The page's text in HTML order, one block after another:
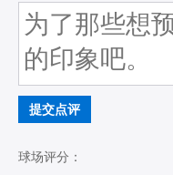
提交点评
球场评分：